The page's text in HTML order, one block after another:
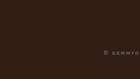
© gemmyo